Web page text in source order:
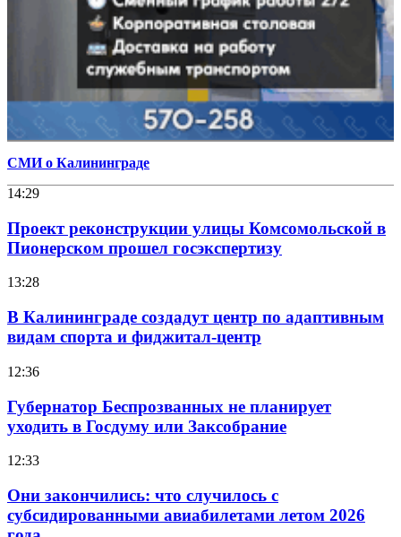
СМИ о Калининграде
14:29
Проект реконструкции улицы Комсомольской в
Пионерском прошел госэкспертизу
13:28
В Калининграде создадут центр по адаптивным
видам спорта и фиджитал-центр
12:36
Губернатор Беспрозванных не планирует
уходить в Госдуму или Заксобрание
12:33
Они закончились: что случилось с
субсидированными авиабилетами летом 2026